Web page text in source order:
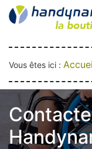
Vous êtes ici :